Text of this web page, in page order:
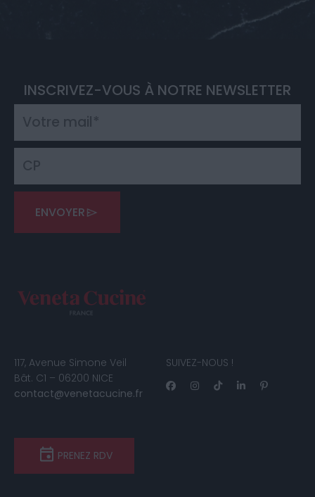
INSCRIVEZ-VOUS À NOTRE NEWSLETTER
ENVOYER
117, Avenue Simone Veil
Bât. C1 – 06200 NICE
contact@venetacucine.fr
SUIVEZ-NOUS !
PRENEZ RDV